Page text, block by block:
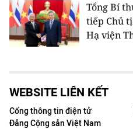
Tổng Bí
tiếp Chủ
Hạ viện
WEBSITE LIÊN KẾT
Cổng thông tin điện tử
Đảng Cộng sản Việt Nam